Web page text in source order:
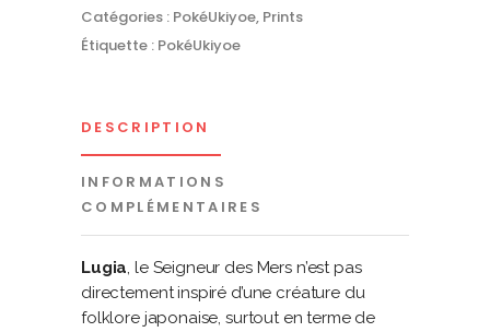
Catégories : PokéUkiyoe, Prints
Étiquette : PokéUkiyoe
DESCRIPTION
INFORMATIONS
COMPLÉMENTAIRES
Lugia, le Seigneur des Mers n’est pas
directement inspiré d’une créature du
folklore japonaise, surtout en terme de